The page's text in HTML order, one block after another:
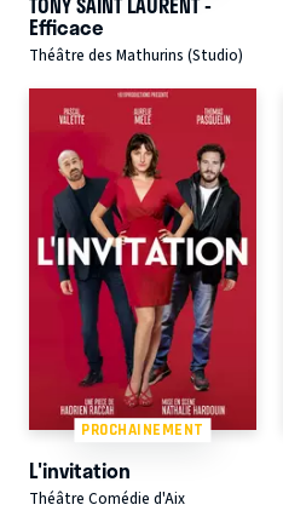
Efficace
Théâtre des Mathurins (Studio)
PROCHAINEMENT
L'invitation
Théâtre Comédie d'Aix